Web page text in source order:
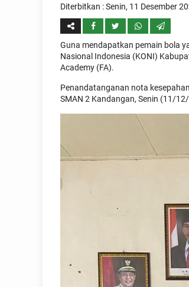
Diterbitkan :Senin, 11 Desember
Guna mendapatkan pemain bola
Nasional Indonesia (KONI)
Academy (FA).
Penandatanganan nota
SMAN 2 Kandangan, Senin (11/